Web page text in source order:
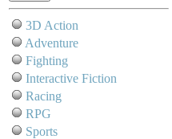
3D Action
Adventure
Fighting
Interactive Fiction
Racing
RPG
Sports